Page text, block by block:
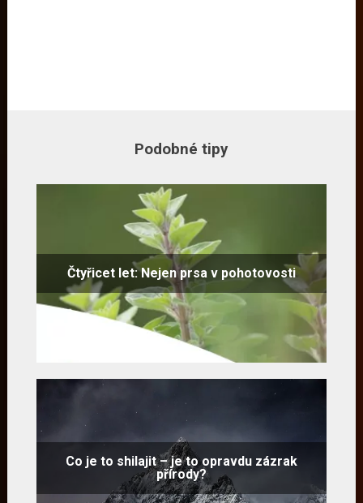
Podobné tipy
Čtyřicet let: Nejen prsa v pohotovosti
Co je to shilajit – je to opravdu zázrak
přírody?